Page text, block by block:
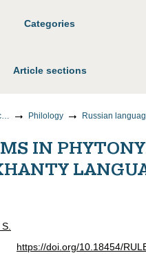
Categories
Article sections
Social and Human Sciences Philology
IN
https://doi.org/10.18454/